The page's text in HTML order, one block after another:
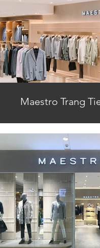
Maestro Trang